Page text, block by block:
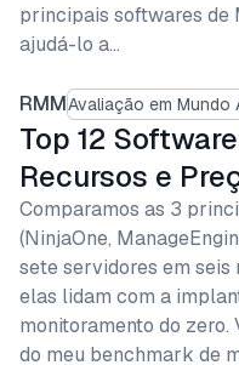
principais softwares de
ajudá-lo a…
RMMAvaliação em Mundo
Top 12
Recursos e
Comparamos as 3
(NinjaOne,
sete servidores em seis
elas lidam com a
monitoramento do zero.
do meu benchmark de